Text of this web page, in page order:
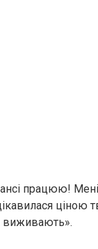
працюю!
ціною
виживають».